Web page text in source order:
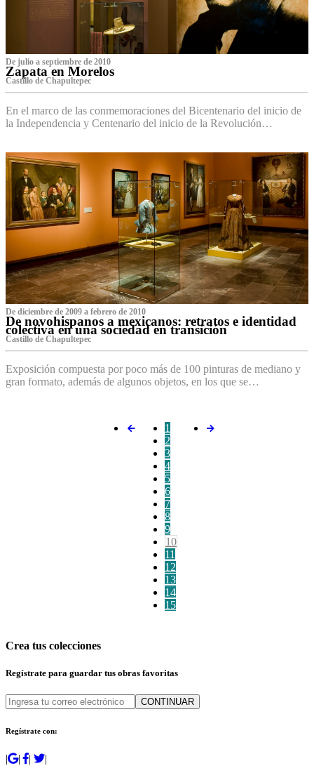
De julio a septiembre de 2010
Zapata en Morelos
Castillo de Chapultepec
En el marco de las conmemoraciones del Bicentenario del inicio de
la Independencia y Centenario del inicio de la Revolución…
De diciembre de 2009 a febrero de 2010
De novohispanos a mexicanos: retratos e identidad
colectiva en una sociedad en transición
Castillo de Chapultepec
Exposición compuesta por poco más de 100 pinturas de mediano y
gran formato, además de algunos objetos, en los que se…
1
2
3
4
5
6
7
8
9
10
11
12
13
14
15
Crea tus colecciones
Regístrate para guardar tus obras favoritas
CONTINUAR
Regístrate con:
| | | |